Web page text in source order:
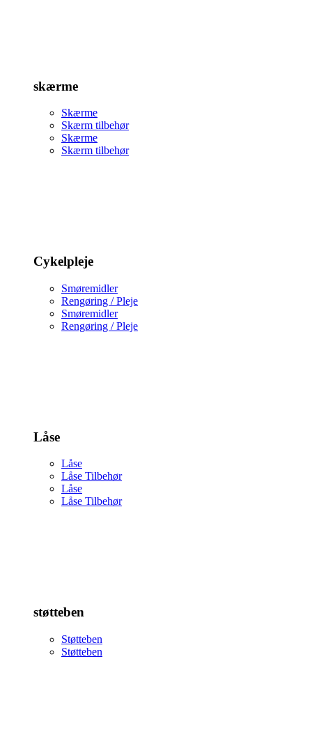
skærme
Skærme
Skærm tilbehør
Skærme
Skærm tilbehør
Cykelpleje
Smøremidler
Rengøring / Pleje
Smøremidler
Rengøring / Pleje
Låse
Låse
Låse Tilbehør
Låse
Låse Tilbehør
støtteben
Støtteben
Støtteben